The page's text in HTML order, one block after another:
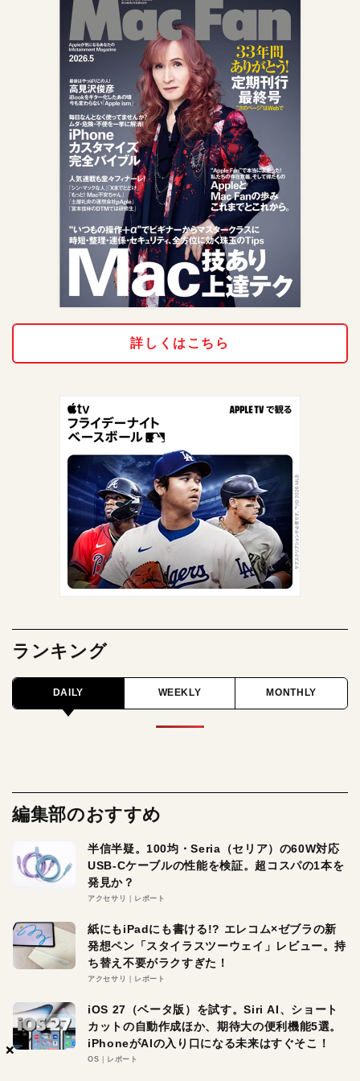
×
×
×
詳しくはこちら
ランキング
DAILY WEEKLY MONTHLY
編集部のおすすめ
半信半疑。100均・Seria（セリア）の60W対応
USB-Cケーブルの性能を検証。超コスパの1本を
発見か？
アクセサリ レポート
紙にもiPadにも書ける!? エレコム×ゼブラの新
発想ペン「スタイラスツーウェイ」レビュー。持
ち替え不要がラクすぎた！
アクセサリ レポート
iOS 27（ベータ版）を試す。Siri AI、ショート
カットの自動作成ほか、期待大の便利機能5選。
iPhoneがAIの入り口になる未来はすぐそこ！
OS レポート